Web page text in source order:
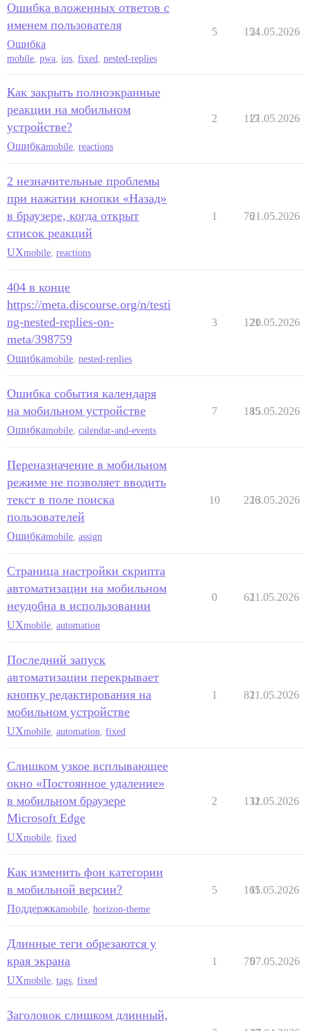
Ошибка вложенных ответов с
именем пользователя
Ошибка
mobile, pwa, ios, fixed, nested-replies
5 154
21.05.2026
Как закрыть полноэкранные
реакции на мобильном
устройстве?
Ошибкаmobile reactions
2 117
21.05.2026
2 незначительные проблемы
при нажатии кнопки «Назад»
в браузере, когда открыт
список реакций
UXmobile reactions
1 7621.05.2026
404 в конце
https://meta.discourse.org/n/testi
ng-nested-replies-on-
meta/398759
Ошибкаmobile nested-replies
3 121
20.05.2026
Ошибка события календаря
на мобильном устройстве
Ошибкаmobile calendar-and-events
7 185
15.05.2026
Переназначение в мобильном
режиме не позволяет вводить
текст в поле поиска
пользователей
Ошибкаmobile assign
10 226
13.05.2026
Страница настройки скрипта
автоматизации на мобильном
неудобна в использовании
UXmobile automation
0 6211.05.2026
Последний запуск
автоматизации перекрывает
кнопку редактирования на
мобильном устройстве
UXmobile automation fixed
1 8211.05.2026
Слишком узкое всплывающее
окно «Постоянное удаление»
в мобильном браузере
Microsoft Edge
UXmobile fixed
2 132
11.05.2026
Как изменить фон категории
в мобильной версии?
Поддержкаmobile horizon-theme
5 165
11.05.2026
Длинные теги обрезаются у
края экрана
UXmobile tags fixed
1 7507.05.2026
Заголовок слишком длинный,